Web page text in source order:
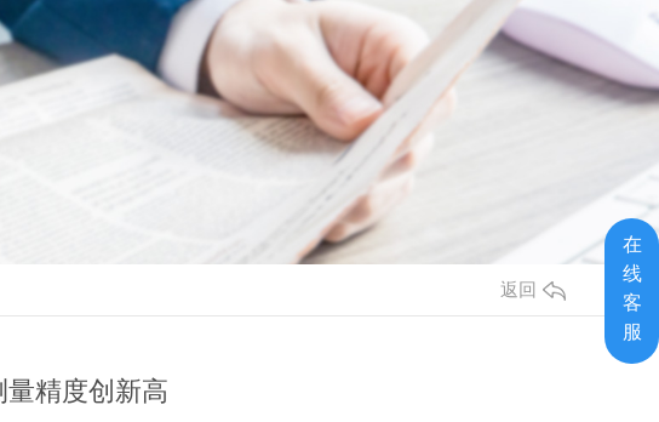
返回
量精度创新高
在
线
客
服